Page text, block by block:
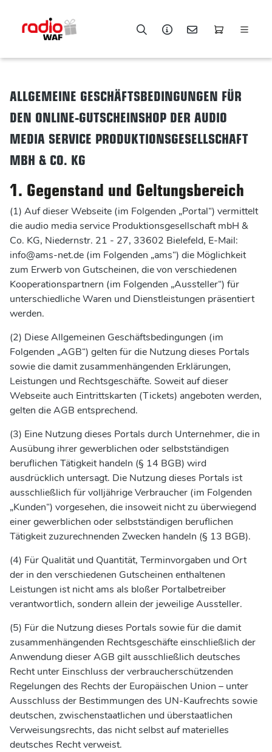
ALLGEMEINE GESCHÄFTSBEDINGUNGEN FÜR
DEN ONLINE-GUTSCHEINSHOP DER AUDIO
MEDIA SERVICE PRODUKTIONSGESELLSCHAFT
MBH & CO. KG
1. Gegenstand und Geltungsbereich
(1) Auf dieser Webseite (im Folgenden „Portal“) vermittelt
die audio media service Produktionsgesellschaft mbH &
Co. KG, Niedernstr. 21 - 27, 33602 Bielefeld, E-Mail:
info@ams-net.de (im Folgenden „ams“) die Möglichkeit
zum Erwerb von Gutscheinen, die von verschiedenen
Kooperationspartnern (im Folgenden „Aussteller“) für
unterschiedliche Waren und Dienstleistungen präsentiert
werden.
(2) Diese Allgemeinen Geschäftsbedingungen (im
Folgenden „AGB“) gelten für die Nutzung dieses Portals
sowie die damit zusammenhängenden Erklärungen,
Leistungen und Rechtsgeschäfte. Soweit auf dieser
Webseite auch Eintrittskarten (Tickets) angeboten werden,
gelten die AGB entsprechend.
(3) Eine Nutzung dieses Portals durch Unternehmer, die in
Ausübung ihrer gewerblichen oder selbstständigen
beruflichen Tätigkeit handeln (§ 14 BGB) wird
ausdrücklich untersagt. Die Nutzung dieses Portals ist
ausschließlich für volljährige Verbraucher (im Folgenden
„Kunden“) vorgesehen, die insoweit nicht zu überwiegend
einer gewerblichen oder selbstständigen beruflichen
Tätigkeit zuzurechnenden Zwecken handeln (§ 13 BGB).
(4) Für Qualität und Quantität, Terminvorgaben und Ort
der in den verschiedenen Gutscheinen enthaltenen
Leistungen ist nicht ams als bloßer Portalbetreiber
verantwortlich, sondern allein der jeweilige Aussteller.
(5) Für die Nutzung dieses Portals sowie für die damit
zusammenhängenden Rechtsgeschäfte einschließlich der
Anwendung dieser AGB gilt ausschließlich deutsches
Recht unter Einschluss der verbraucherschützenden
Regelungen des Rechts der Europäischen Union – unter
Ausschluss der Bestimmungen des UN-Kaufrechts sowie
deutschen, zwischenstaatlichen und überstaatlichen
Verweisungsrechts, das nicht selbst auf materielles
deutsches Recht verweist.